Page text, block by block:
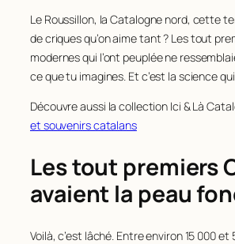
Le Roussillon, la Catalogne nord, cette
de criques qu’on aime tant ? Les tout
modernes qui l’ont peuplée ne
ce que tu imagines. Et c’est la science
Découvre aussi la collection Ici & Là
et souvenirs catalans
Les tout premiers
avaient la peau
Voilà, c’est lâché. Entre environ 15 000 et